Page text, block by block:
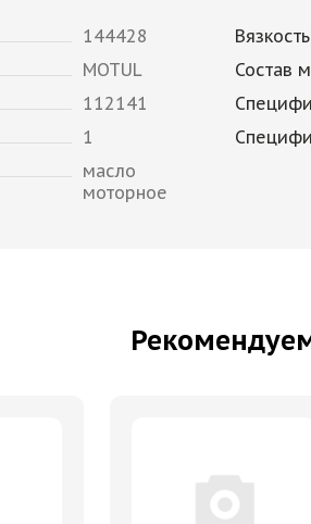
144428
MOTUL
112141
1
масло
моторное
Состав